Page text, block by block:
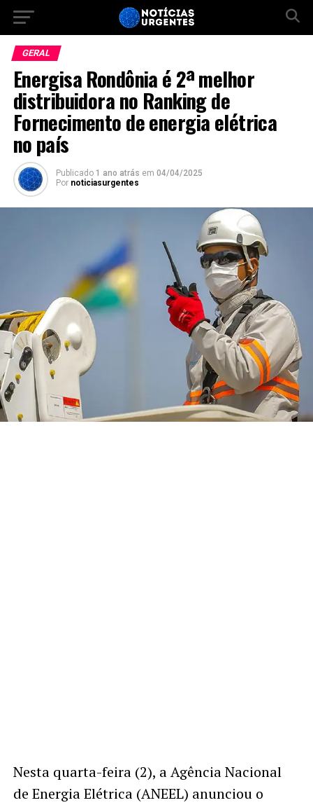
GERAL
Energisa Rondônia é 2ª melhor
distribuidora no Ranking de
Fornecimento de energia elétrica
no país
Publicado 1 ano atrás em 04/04/2025
Por noticiasurgentes
Nesta quarta-feira (2), a Agência Nacional
de Energia Elétrica (ANEEL) anunciou o